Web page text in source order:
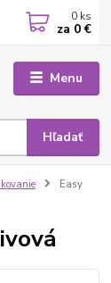
Menu
Hľadať
0 ks
za 0 €
Easy